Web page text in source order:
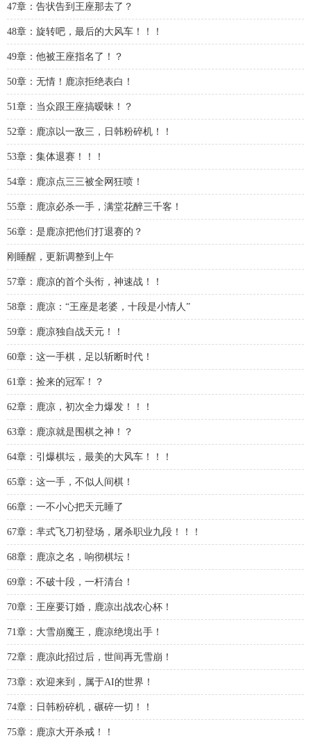
47章：告状告到王座那去了？
48章：旋转吧，最后的大风车！！！
49章：他被王座指名了！？
50章：无情！鹿凉拒绝表白！
51章：当众跟王座搞暧昧！？
52章：鹿凉以一敌三，日韩粉碎机！！
53章：集体退赛！！！
54章：鹿凉点三三被全网狂喷！
55章：鹿凉必杀一手，满堂花醉三千客！
56章：是鹿凉把他们打退赛的？
刚睡醒，更新调整到上午
57章：鹿凉的首个头衔，神速战！！
58章：鹿凉：“王座是老婆，十段是小情人”
59章：鹿凉独自战天元！！
60章：这一手棋，足以斩断时代！
61章：捡来的冠军！？
62章：鹿凉，初次全力爆发！！！
63章：鹿凉就是围棋之神！？
64章：引爆棋坛，最美的大风车！！！
65章：这一手，不似人间棋！
66章：一不小心把天元睡了
67章：芈式飞刀初登场，屠杀职业九段！！！
68章：鹿凉之名，响彻棋坛！
69章：不破十段，一杆清台！
70章：王座要订婚，鹿凉出战农心杯！
71章：大雪崩魔王，鹿凉绝境出手！
72章：鹿凉此招过后，世间再无雪崩！
73章：欢迎来到，属于AI的世界！
74章：日韩粉碎机，碾碎一切！！
75章：鹿凉大开杀戒！！